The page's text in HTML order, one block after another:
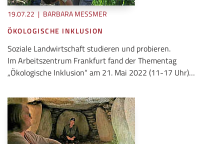
19.07.22 | BARBARA MESSMER
ÖKOLOGISCHE INKLUSION
Soziale Landwirtschaft studieren und probieren.
Im Arbeitszentrum Frankfurt fand der Thementag
„Ökologische Inklusion“ am 21. Mai 2022 (11-17 Uhr)…